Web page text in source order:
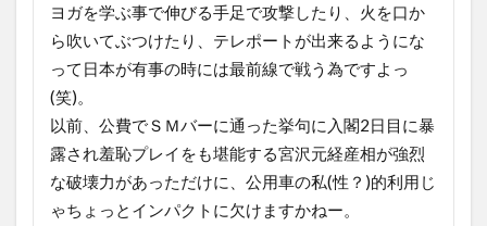
ヨガを学ぶ事で伸びる手足で攻撃したり、火を口か
ら吹いてぶつけたり、テレポートが出来るようにな
って日本が有事の時には最前線で戦う為ですよっ
(笑)。
以前、公費でＳＭバーに通った挙句に入閣2日目に暴
露され羞恥プレイをも堪能する宮沢元経産相が強烈
な破壊力があっただけに、公用車の私(性？)的利用じ
ゃちょっとインパクトに欠けますかねー。